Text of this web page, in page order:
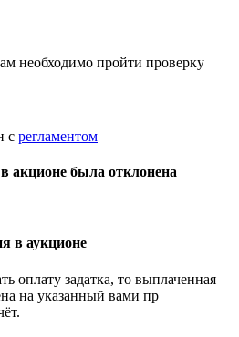
необходимо пройти проверку
с регламентом
акционе была отклонена
в аукционе
оплату задатка, то выплаченная
на указанный вами пр